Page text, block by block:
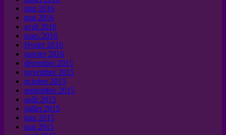
juin 2016
mai 2016
avril 2016
mars 2016
février 2016
janvier 2016
décembre 2015
novembre 2015
octobre 2015
septembre 2015
août 2015
juillet 2015
juin 2015
mai 2015